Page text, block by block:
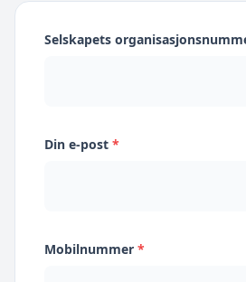
Selskapets
Din e-post *
Mobilnummer *